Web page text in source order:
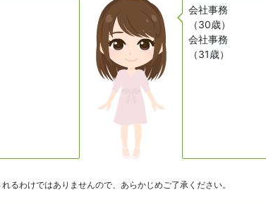
会社事務
（30歳）
会社事務
（31歳）
るわけではありませんので、あらかじめご了承ください。